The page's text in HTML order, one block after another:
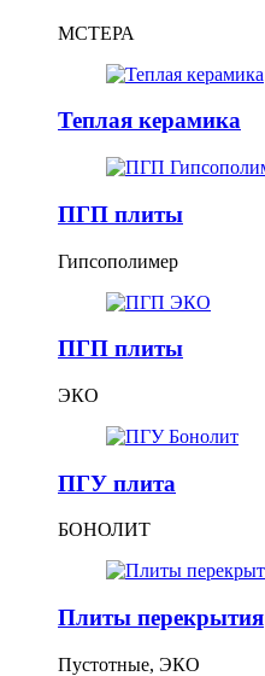
МСТЕРА
Теплая керамика
ПГП плиты
Гипсополимер
ПГП плиты
ЭКО
ПГУ плита
БОНОЛИТ
Плиты перекрытия
Пустотные, ЭКО